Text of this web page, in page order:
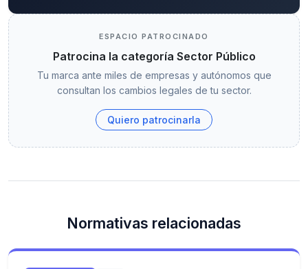
ESPACIO PATROCINADO
Patrocina la categoría Sector Público
Tu marca ante miles de empresas y autónomos que
consultan los cambios legales de tu sector.
Quiero patrocinarla
Normativas relacionadas